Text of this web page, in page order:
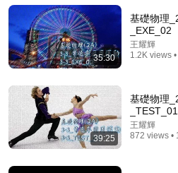
國際峰會那天，我的首席外交
辦完辭職手續走出外交部 卻
國，更需要 這個職稱立足！」
天後他倆因洩露國家機密被捕
情感
蘇晚言情
New 20K views
35:30
基礎物理
_EXE_02
王耀輝
1.2K views
39:25
基礎物理
_TEST_01
王耀輝
872 views •